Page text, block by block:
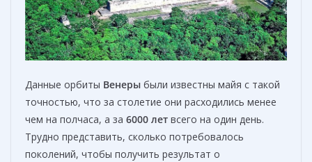
Данные орбиты Венеры были известны майя с такой
точностью, что за столетие они расходились менее
чем на полчаса, а за 6000 лет всего на один день.
Трудно представить, сколько потребовалось
поколений, чтобы получить результат о